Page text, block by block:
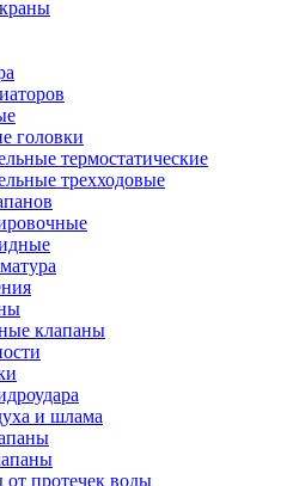
головки
термостатические
трехходовые
клапаны
и шлама
протечек воды